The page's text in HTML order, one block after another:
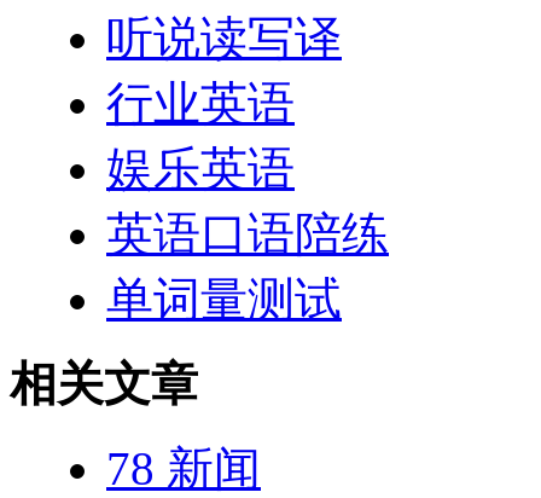
听说读写译
行业英语
娱乐英语
英语口语陪练
单词量测试
相关文章
78 新闻